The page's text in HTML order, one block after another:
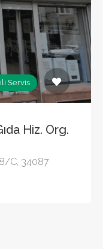
Servis
Hiz. Org.
C, 34087